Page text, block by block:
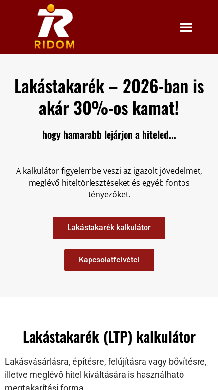
Lakástakarék – 2026-ban is
akár 30%-os kamat!
hogy hamarabb lejárjon a hiteled...
A kalkulátor figyelembe veszi az igazolt jövedelmet,
meglévő hiteltörlesztéseket és egyéb fontos
tényezőket.
Lakástakarék kalkulátor
Kapcsolatfelvétel
Lakástakarék (LTP) kalkulátor
Lakásvásárlásra, építésre, felújításra vagy bővítésre,
illetve meglévő hitel kiváltására is használható